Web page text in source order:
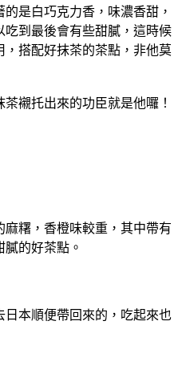
是白巧克力香，味濃香甜，
到最後會有些甜膩，這時候
搭配好抹茶的茶點，非他莫
襯托出來的功臣就是他囉！
糬，香橙味較重，其中帶有
的好茶點。
本順便帶回來的，吃起來也